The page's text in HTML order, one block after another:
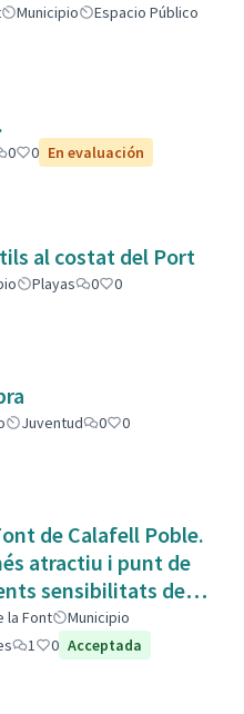
Municipio
Espacio Público
0 0 En evaluación
al costat del Port
Playas 0
0
Juventud 0
0
de Calafell Poble.
atractiu i punt de
sensibilitats del
la Font
Municipio
1 0 Acceptada